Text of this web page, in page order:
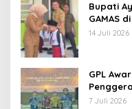
Bupati
GAMAS
14 Juli 2026
GPL
7 Juli 2026